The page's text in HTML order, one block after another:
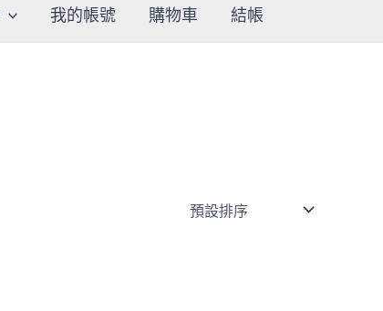
我的帳號 購物車 結帳